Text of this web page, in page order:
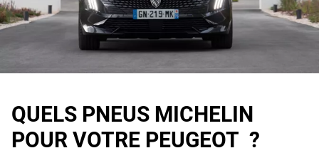
QUELS PNEUS MICHELIN
POUR VOTRE PEUGEOT ?